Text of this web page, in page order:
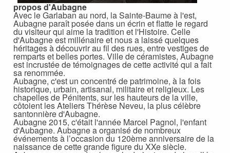
propos d'Aubagne
Avec le Garlaban au nord, la Sainte-Baume à l'est,
Aubagne paraît posée dans un écrin et flatte le regard
du visiteur qui aime la tradition et l'Histoire. Celle
d'Aubagne est millénaire et nous a laissé quelques
héritages à découvrir au fil des rues, entre vestiges de
remparts et belles portes. Ville de céramistes, Aubagne
est incrustée de témoignages de cette activité qui a fait
sa renommée.
Aubagne, c'est un concentré de patrimoine, à la fois
historique, urbain, artisanal, militaire et religieux. Les
chapelles de Pénitents, sur les hauteurs de la ville,
côtoient les Ateliers Thérèse Neveu, la plus célèbre
santonnière d'Aubagne.
Aubagne 2015, c'était l'année Marcel Pagnol, l'enfant
d'Aubagne. Aubagne a organisé de nombreux
événements à l’occasion du 120ème anniversaire de la
naissance de cette grande figure du XXe siècle.